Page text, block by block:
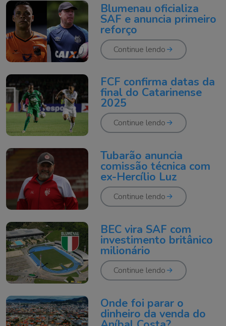
Blumenau oficializa
SAF e anuncia primeiro
reforço
Continue lendo
FCF confirma datas da
final do Catarinense
2025
Continue lendo
Tubarão anuncia
comissão técnica com
ex-Hercílio Luz
Continue lendo
BEC vira SAF com
investimento britânico
milionário
Continue lendo
Onde foi parar o
dinheiro da venda do